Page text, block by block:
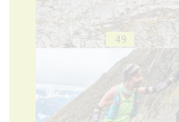
49